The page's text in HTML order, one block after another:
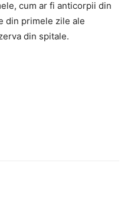
cum ar fi anticorpii din
din primele zile ale
din spitale.